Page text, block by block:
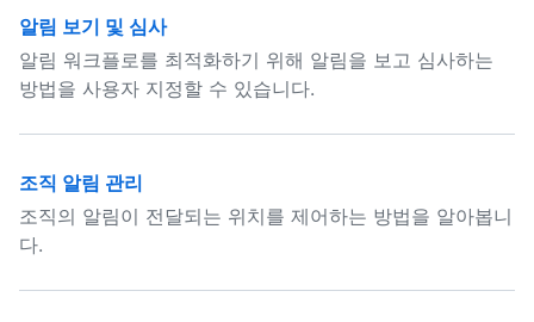
알림 보기 및 심사
알림 워크플로를 최적화하기 위해 알림을 보고 심사하는
방법을 사용자 지정할 수 있습니다.
조직 알림 관리
조직의 알림이 전달되는 위치를 제어하는 방법을 알아봅니
다.